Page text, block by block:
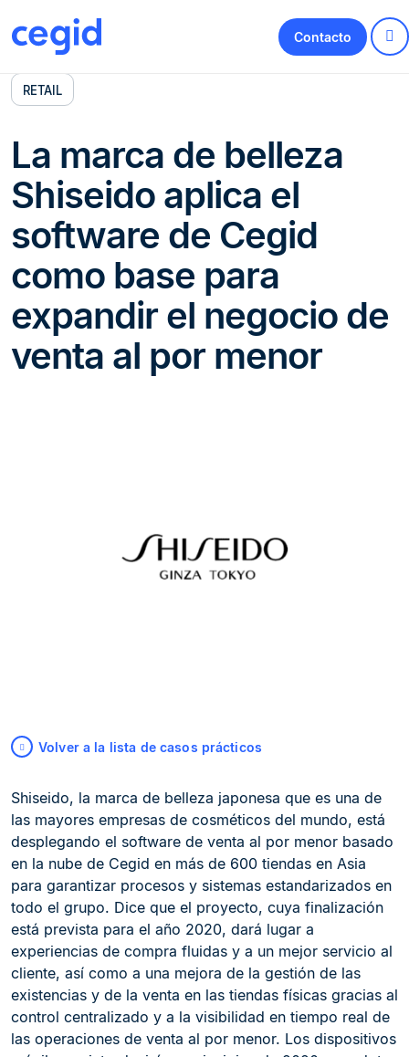
Contacto
RETAIL
La marca de belleza
Shiseido aplica el
software de Cegid
como base para
expandir el negocio de
venta al por menor
Volver a la lista de casos prácticos
Shiseido, la marca de belleza japonesa que es una de
las mayores empresas de cosméticos del mundo, está
desplegando el software de venta al por menor basado
en la nube de Cegid en más de 600 tiendas en Asia
para garantizar procesos y sistemas estandarizados en
todo el grupo. Dice que el proyecto, cuya finalización
está prevista para el año 2020, dará lugar a
experiencias de compra fluidas y a un mejor servicio al
cliente, así como a una mejora de la gestión de las
existencias y de la venta en las tiendas físicas gracias al
control centralizado y a la visibilidad en tiempo real de
las operaciones de venta al por menor. Los dispositivos